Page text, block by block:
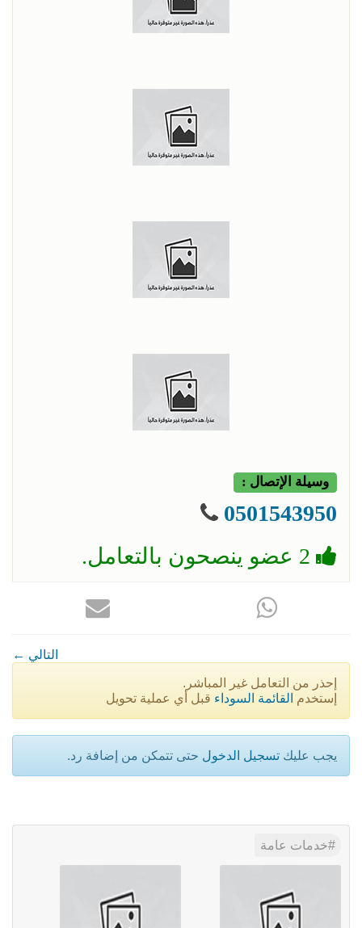
وسيلة الإتصال :
0501543950
← التالي
إحذر من التعامل غير المباشر.
إستخدم القائمة السوداء قبل أي عملية تحويل
يجب عليك تسجيل الدخول حتى تتمكن من إضافة رد.
خدمات عامة